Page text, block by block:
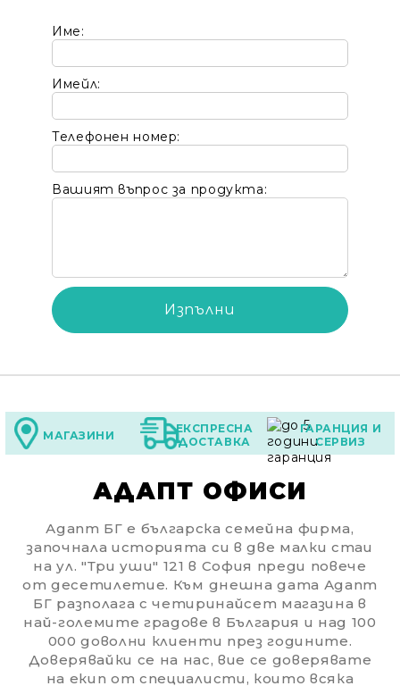
Име:
Имейл:
Телефонен номер:
Вашият въпрос за продукта:
МАГАЗИНИ
ЕКСПРЕСНА
ДОСТАВКА
ГАРАНЦИЯ И
СЕРВИЗ
АДАПТ ОФИСИ
Адапт БГ е българска семейна фирма,
започнала историята си в две малки стаи
на ул. "Три уши" 121 в София преди повече
от десетилетие. Към днешна дата Адапт
БГ разполага с четиринайсет магазина в
най-големите градове в България и над 100
000 доволни клиенти през годините.
Доверявайки се на нас, вие се доверявате
на екип от специалисти, които всяка